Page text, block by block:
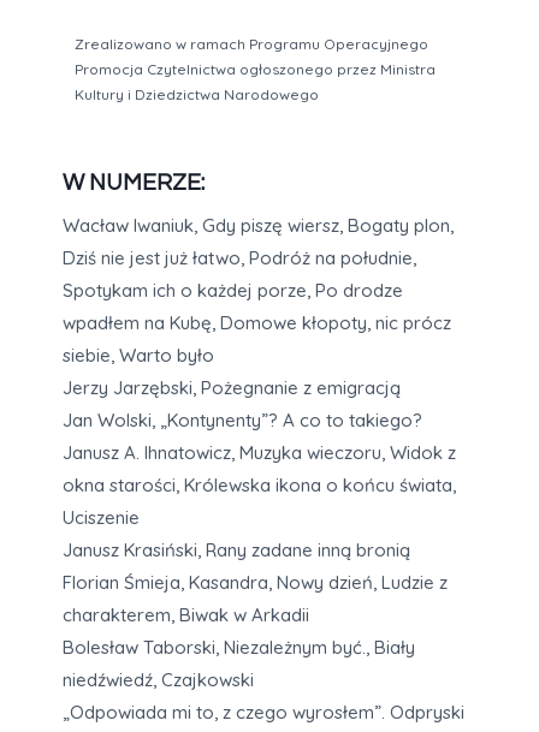
Zrealizowano w ramach Programu Operacyjnego
Promocja Czytelnictwa ogłoszonego przez Ministra
Kultury i Dziedzictwa Narodowego
W NUMERZE:
Wacław Iwaniuk, Gdy piszę wiersz, Bogaty plon,
Dziś nie jest już łatwo, Podróż na południe,
Spotykam ich o każdej porze, Po drodze
wpadłem na Kubę, Domowe kłopoty, nic prócz
siebie, Warto było
Jerzy Jarzębski, Pożegnanie z emigracją
Jan Wolski, „Kontynenty”? A co to takiego?
Janusz A. Ihnatowicz, Muzyka wieczoru, Widok z
okna starości, Królewska ikona o końcu świata,
Uciszenie
Janusz Krasiński, Rany zadane inną bronią
Florian Śmieja, Kasandra, Nowy dzień, Ludzie z
charakterem, Biwak w Arkadii
Bolesław Taborski, Niezależnym być., Biały
niedźwiedź, Czajkowski
„Odpowiada mi to, z czego wyrosłem”. Odpryski